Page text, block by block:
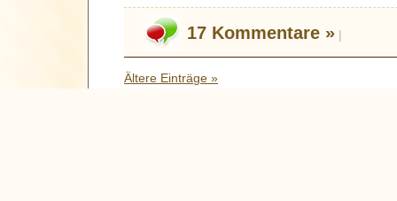
17 Kommentare » |
Ältere Einträge »